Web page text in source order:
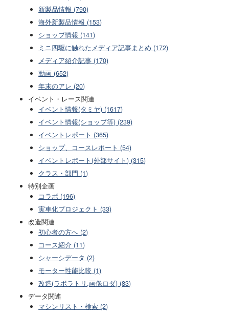
新製品情報 (790)
海外新製品情報 (153)
ショップ情報 (141)
ミニ四駆に触れたメディア記事まとめ (172)
メディア紹介記事 (170)
動画 (652)
年末のアレ (20)
イベント・レース関連
イベント情報(タミヤ) (1617)
イベント情報(ショップ等) (239)
イベントレポート (365)
ショップ、コースレポート (54)
イベントレポート(外部サイト) (315)
クラス・部門 (1)
特別企画
コラボ (196)
実車化プロジェクト (33)
改造関連
初心者の方へ (2)
コース紹介 (11)
シャーシデータ (2)
モーター性能比較 (1)
改造(ラボラトリ,画像ロダ) (83)
データ関連
マシンリスト・検索 (2)